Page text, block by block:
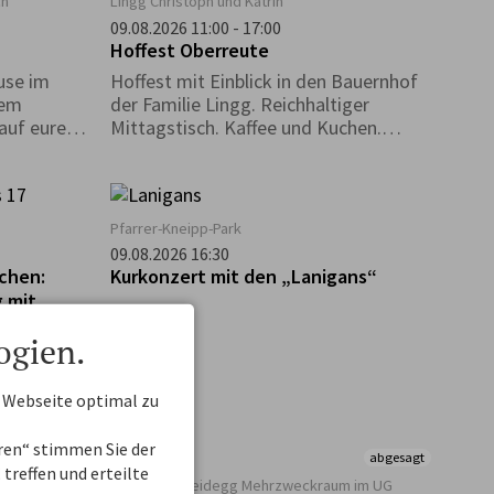
im
euren
09.08.2026 11:00 - 17:00
Hoffest Oberreute
Hoffest mit Einblick in den Bauernhof
der Familie Lingg. Reichhaltiger
Mittagstisch. Kaffee und Kuchen.
mit
Pfarrer-Kneipp-Park
09.08.2026 16:30
Kurkonzert mit den „Lanigans“
abgesagt
Kurhaus Scheidegg Mehrzweckraum im UG
Webseite optimal zu
stimmen Sie der
treffen und erteilte